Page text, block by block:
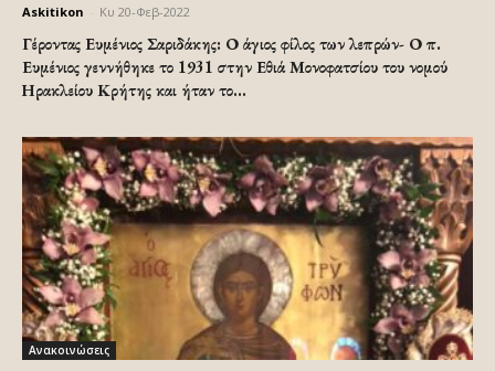
Askitikon Κυ 20-Φεβ-2022
Γέροντας Ευμένιος Σαριδάκης: Ο άγιος φίλος των λεπρών- Ο π.
Ευμένιος γεννήθηκε το 1931 στην Εθιά Μονοφατσίου του νομού
Ηρακλείου Κρήτης και ήταν το...
Ανακοινώσεις